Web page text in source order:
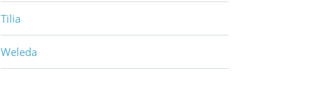
Tilia
Weleda